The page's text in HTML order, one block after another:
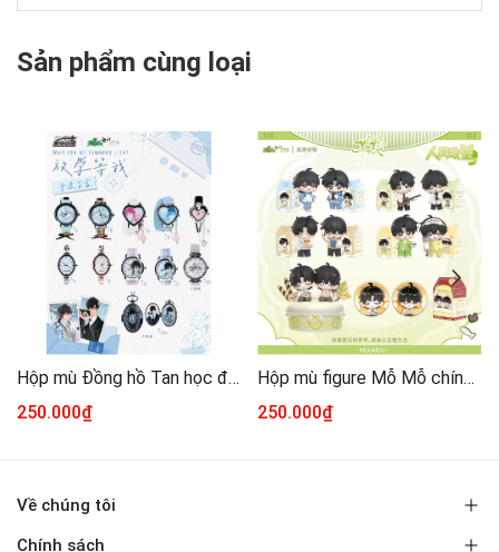
Sản phẩm cùng loại
Hộp mù Đồng hồ Tan học đợi tôi chính hãng Mẫu 1
250.000₫
Hộp mù figure Mỗ Mỗ chính hãng Mẫu 1
250.000₫
Về chúng tôi
Chính sách